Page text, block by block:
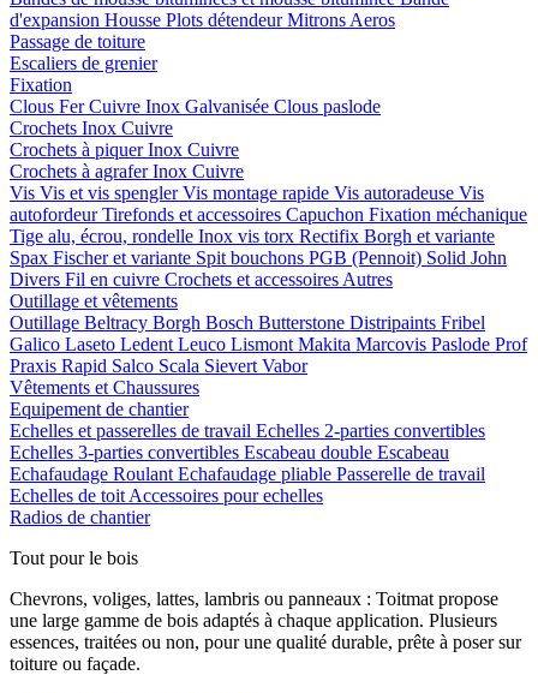
d'expansion Housse Plots détendeurMitrons Aeros
Passage de toiture
Escaliers de grenier
Fixation
Clous FerCuivre Inox Galvanisée Clous paslode
Crochets Inox Cuivre
Crochets à piquerInox Cuivre
Crochets à agraferInox Cuivre
Vis Vis et vis spenglerVis montage rapide Vis autoradeuse Vis
autofordeurTirefonds et accessoires Capuchon Fixation méchanique
Tige alu, écrou, rondelle Inox vis torx Rectifix Borgh et variante
Spax Fischer et variante Spit bouchons PGB (Pennoit) Solid John
Divers Fil en cuivre Crochets et accessoires Autres
Outillage et vêtements
Outillage Beltracy Borgh Bosch Butterstone Distripaints Fribel
Galico Laseto Ledent Leuco Lismont Makita Marcovis Paslode Prof
Praxis Rapid Salco Scala Sievert Vabor
Vêtements et Chaussures
Equipement de chantier
Echelles et passerelles de travail Echelles 2-parties convertibles
Echelles 3-parties convertibles Escabeau double Escabeau
Echafaudage Roulant Echafaudage pliable Passerelle de travail
Echelles de toit Accessoires pour echelles
Radios de chantier
Tout pour le bois
Chevrons, voliges, lattes, lambris ou panneaux : Toitmat propose
une large gamme de bois adaptés à chaque application. Plusieurs
essences, traitées ou non, pour une qualité durable, prête à poser sur
toiture ou façade.